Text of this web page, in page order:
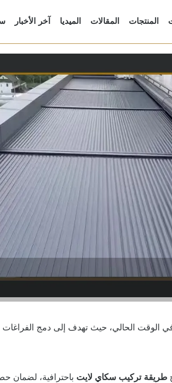
المنتجات المقالات الميديا آخر الأخبار
الوقت الحالي، حيث تهدف إلى دمج
طريقة تركيب سكاي لايت باحترافية، لضمان